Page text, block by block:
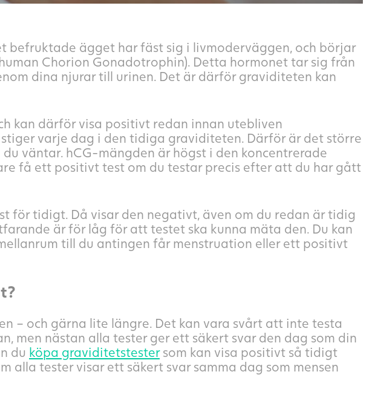
befruktade ägget har fäst sig i livmoderväggen, och börjar
Chorion Gonadotrophin). Detta hormonet tar sig från
dina njurar till urinen. Det är därför graviditeten kan
kan därför visa positivt redan innan utebliven
varje dag i den tidiga graviditeten. Därför är det större
väntar. hCG-mängden är högst i den koncentrerade
få ett positivt test om du testar precis efter att du har gått
för tidigt. Då visar den negativt, även om du redan är tidig
är för låg för att testet ska kunna mäta den. Du kan
till du antingen får menstruation eller ett positivt
– och gärna lite längre. Det kan vara svårt att inte testa
men nästan alla tester ger ett säkert svar den dag som din
du köpa graviditetstestersom kan visa positivt så tidigt
alla tester visar ett säkert svar samma dag som mensen